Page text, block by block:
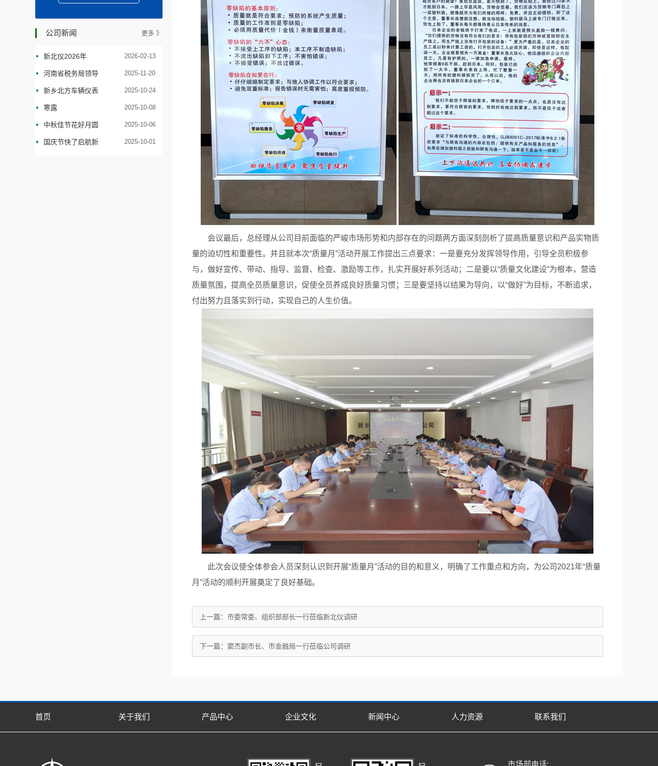
会议最后，总经理从公司目前面临的严峻市场形势和内部存在的问题两方面深刻剖析了提高质量意识和产品实物质
量的迫切性和重要性。并且就本次“质量月”活动开展工作提出三点要求：一是要充分发挥领导作用，引导全员积极参
与，做好宣传、带动、指导、监督、检查、激励等工作，扎实开展好系列活动；二是要以“质量文化建设”为根本，营造
质量氛围，提高全员质量意识，促使全员养成良好质量习惯；三是要坚持以结果为导向，以“做好”为目标，不断追求，
付出努力且落实到行动，实现自己的人生价值。
此次会议使全体参会人员深刻认识到开展“质量月”活动的目的和意义，明确了工作重点和方向，为公司2021年“质量
月”活动的顺利开展奠定了良好基础。
上一篇： 市委常委、组织部部长一行莅临新北仪调研
下一篇： 窦杰副市长、市金融局一行莅临公司调研
公司新闻 更多 》
新北仪2026年 2026-02-13
河南省税务局领导 2025-11-20
新乡北方车辆仪表 2025-10-24
寒露 2025-10-08
中秋佳节花好月圆 2025-10-06
国庆节快了启航新 2025-10-01
首页 关于我们 产品中心 企业文化 新闻中心 人力资源 联系我们
市场部电话: